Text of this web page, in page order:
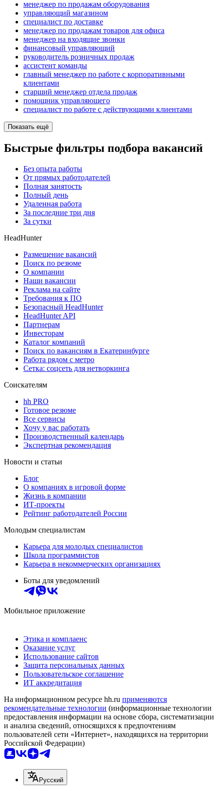
менеджер по продажам оборудования
управляющий магазином
специалист по доставке
менеджер по продажам товаров для офиса
менеджер на входящие звонки
финансовый управляющий
руководитель розничных продаж
ассистент команды
главный менеджер по работе с корпоративными
клиентами
старший менеджер отдела продаж
помощник управляющего
специалист по работе с действующими клиентами
Показать ещё
Быстрые фильтры подбора вакансий
Без опыта работы
От прямых работодателей
Полная занятость
Полный день
Удаленная работа
За последние три дня
За сутки
HeadHunter
Размещение вакансий
Поиск по резюме
О компании
Наши вакансии
Реклама на сайте
Требования к ПО
Безопасный HeadHunter
HeadHunter API
Партнерам
Инвесторам
Каталог компаний
Поиск по вакансиям в Екатеринбурге
Работа рядом с метро
Сетка: соцсеть для нетворкинга
Соискателям
hh PRO
Готовое резюме
Все сервисы
Хочу у вас работать
Производственный календарь
Экспертная рекомендация
Новости и статьи
Блог
О компаниях в игровой форме
Жизнь в компании
ИТ-проекты
Рейтинг работодателей России
Молодым специалистам
Карьера для молодых специалистов
Школа программистов
Карьера в некоммерческих организациях
Боты для уведомлений
Мобильное приложение
Этика и комплаенс
Оказание услуг
Использование сайтов
Защита персональных данных
Пользовательское соглашение
ИТ аккредитация
На информационном ресурсе hh.ru применяются
рекомендательные технологии (информационные технологии
предоставления информации на основе сбора, систематизации
и анализа сведений, относящихся к предпочтениям
пользователей сети «Интернет», находящихся на территории
Российской Федерации)
Русский